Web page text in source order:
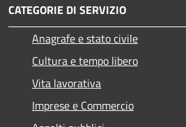
CATEGORIE DI SERVIZIO
Anagrafe e stato civile
Cultura e tempo libero
Vita lavorativa
Imprese e Commercio